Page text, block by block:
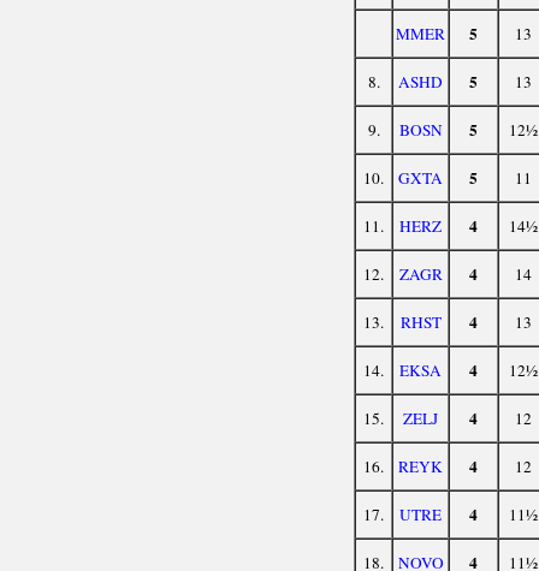
MMER 5 13
8. ASHD 5 13
9. BOSN 5 12½
10. GXTA 5 11
11. HERZ 4 14½
12. ZAGR 4 14
13. RHST 4 13
14. EKSA 4 12½
15. ZELJ 4 12
16. REYK 4 12
17. UTRE 4 11½
18. NOVO 4 11½